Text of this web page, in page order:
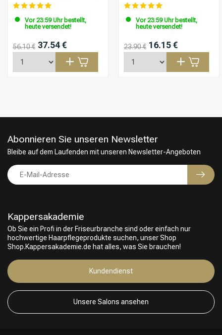
Friseurwahl
Vor 23:59 Uhr bestellt,
heute versendet!
56.10 € 37.54 €
Vor 23:59 Uhr bestellt,
heute versendet!
23.90 € 16.15 €
Kappersakademie
Ob Sie ein Profi in der Friseurbranche sind oder einfach nur
hochwertige Haarpflegeprodukte suchen, unser Shop
Shop.Kappersakademie.de hat alles, was Sie brauchen!
Kundendienst
Unsere Salons ansehen
Abonnieren Sie unseren Newsletter
Bleibe auf dem Laufenden mit unseren Newsletter-Angeboten